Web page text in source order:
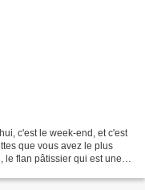
c'est le week-end, et c'est
que vous avez le plus
le flan pâtissier qui est une